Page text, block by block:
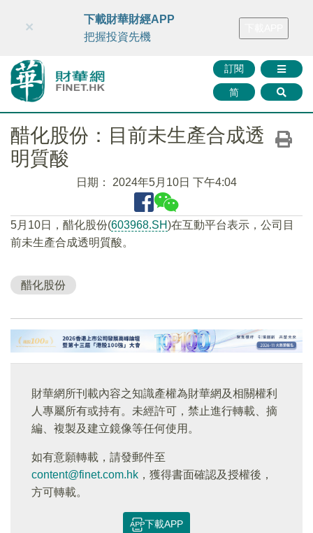
財華智庫網 FINTV FINMETA 財華證券 媒體矩陣
訂閱
简
×
下載財華財經APP
把握投資先機
醋化股份：目前未生產合成透
明質酸
日期： 2024年5月10日 下午4:04
5月10日，醋化股份(603968.SH)在互動平台表示，公司目
前未生產合成透明質酸。
醋化股份
財華網所刊載內容之知識產權為財華網及相關權利
人專屬所有或持有。未經許可，禁止進行轉載、摘
編、複製及建立鏡像等任何使用。
如有意願轉載，請發郵件至
content@finet.com.hk ，獲得書面確認及授權後，
方可轉載。
下載APP